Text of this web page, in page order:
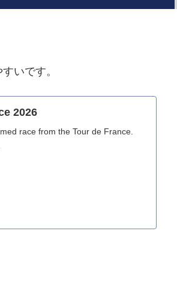
いです。
2026
race from the Tour de France.